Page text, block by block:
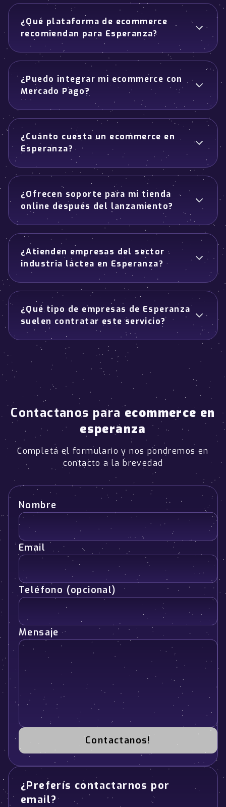
¿Qué plataforma de ecommerce
recomiendan para Esperanza?
¿Puedo integrar mi ecommerce con
Mercado Pago?
¿Cuánto cuesta un ecommerce en
Esperanza?
¿Ofrecen soporte para mi tienda
online después del lanzamiento?
¿Atienden empresas del sector
industria láctea en Esperanza?
¿Qué tipo de empresas de Esperanza
suelen contratar este servicio?
Contactanos para ecommerce en
esperanza
Completá el formulario y nos pondremos en
contacto a la brevedad
Nombre
Email
Teléfono (opcional)
Mensaje
Contactanos!
¿Preferís contactarnos por
email?